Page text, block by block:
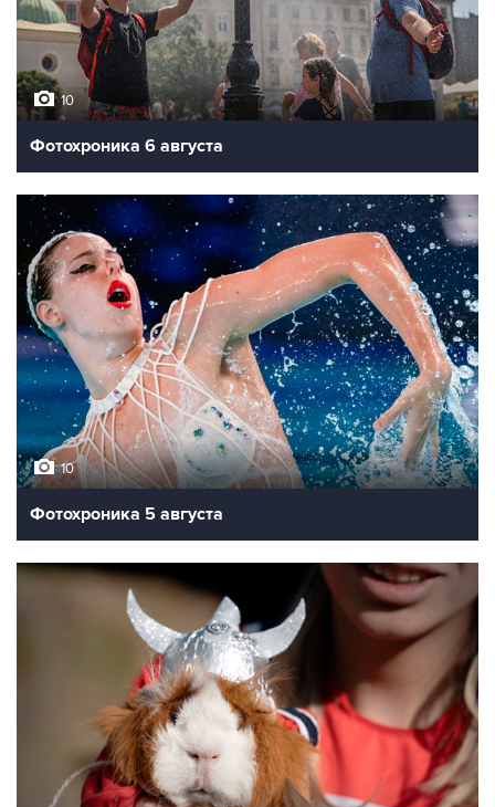
10
Фотохроника 6 августа
10
Фотохроника 5 августа